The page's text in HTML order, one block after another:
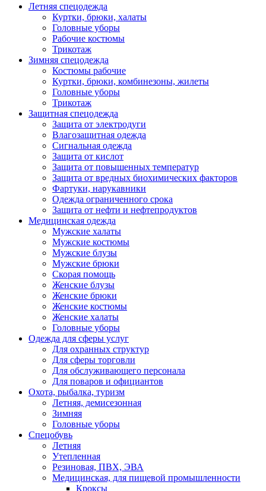
Летняя спецодежда
Куртки, брюки, халаты
Головные уборы
Рабочие костюмы
Трикотаж
Зимняя спецодежда
Костюмы рабочие
Куртки, брюки, комбинезоны, жилеты
Головные уборы
Трикотаж
Защитная спецодежда
Защита от электродуги
Влагозащитная одежда
Сигнальная одежда
Защита от кислот
Защита от повышенных температур
Защита от вредных биохимических факторов
Фартуки, нарукавники
Одежда ограниченного срока
Защита от нефти и нефтепродуктов
Медицинская одежда
Мужские халаты
Мужские костюмы
Мужские блузы
Мужские брюки
Скорая помощь
Женские блузы
Женские брюки
Женские костюмы
Женские халаты
Головные уборы
Одежда для сферы услуг
Для охранных структур
Для сферы торговли
Для обслуживающего персонала
Для поваров и официантов
Охота, рыбалка, туризм
Летняя, демисезонная
Зимняя
Головные уборы
Спецобувь
Летняя
Утепленная
Резиновая, ПВХ, ЭВА
Медицинская, для пищевой промышленности
Кроксы